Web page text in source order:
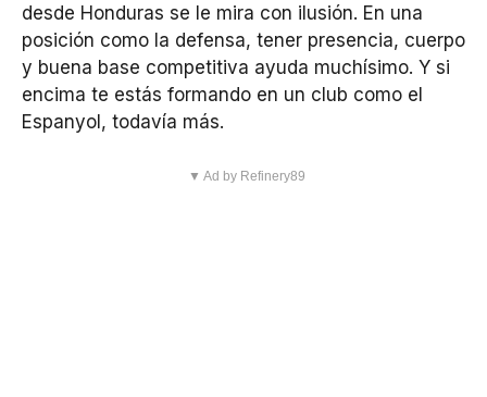
desde Honduras se le mira con ilusión. En una
posición como la defensa, tener presencia, cuerpo
y buena base competitiva ayuda muchísimo. Y si
encima te estás formando en un club como el
Espanyol, todavía más.
▼ Ad by Refinery89